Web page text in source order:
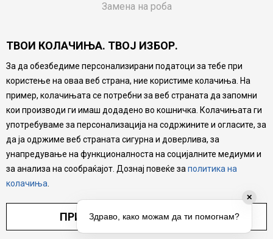
Замена на роба
Ваучери
Product Finder
FAQs
Настојуваме да бидеме што попрецизни во описот на
производите, прикажување на слики и цени, но не
можеме да гарантираме дека сите информации се
комплетни и без грешка. Сите производи се дел од
нашата понуда, но не се подразбира дека мора да се
достапни во секој момент.
ТВОИ КОЛАЧИЊА. ТВОЈ ИЗБОР.
За да обезбедиме персонализирани податоци за тебе при
користење на оваа веб страна, ние користиме колачиња. На
пример, колачињата се потребни за веб страната да запомни
кои производи ги имаш додадено во кошничка. Колачињата ги
употребуваме за персонализација на содржините и огласите, за
да ја одржиме веб страната сигурна и доверлива, за
унапредување на функционалноста на социјалните медиуми и
за анализа на сообраќајот. Дознај повеќе за политика на
колачиња
ПРИЛАГОДИ ПОСТАВУВАЊА
✕
Здраво, како можам да ти помогнам?